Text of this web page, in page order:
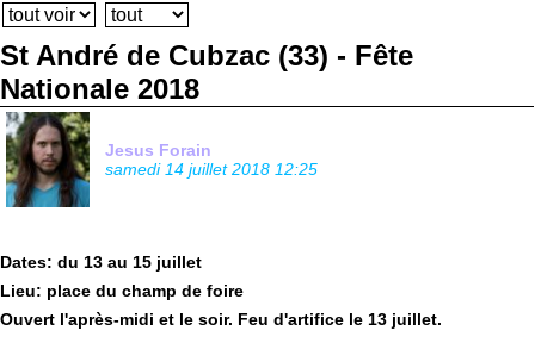
St André de Cubzac (33) - Fête
Nationale 2018
Jesus Forain
samedi 14 juillet 2018 12:25
Dates: du 13 au 15 juillet
Lieu: place du champ de foire
Ouvert l'après-midi et le soir. Feu d'artifice le 13 juillet.